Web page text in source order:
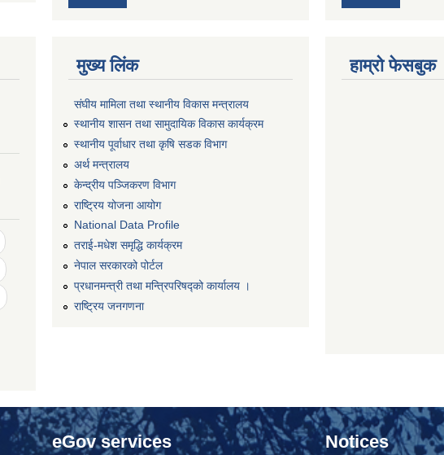
मुख्य लिंक
संघीय मामिला तथा स्थानीय विकास मन्त्रालय
स्थानीय शासन तथा सामुदायिक विकास कार्यक्रम
स्थानीय पूर्वाधार तथा कृषि सडक विभाग
अर्थ मन्त्रालय
केन्द्रीय पञ्जिकरण विभाग
राष्ट्रिय योजना आयोग
National Data Profile
तराई-मधेश समृद्धि कार्यक्रम
नेपाल सरकारको पोर्टल
प्रधानमन्त्री तथा मन्त्रिपरिषद्को कार्यालय ।
राष्ट्रिय जनगणना
हाम्रो फेसबुक
eGov services Notices